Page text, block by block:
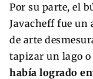
Por su parte, el
Javacheff fue un
de arte
tapizar un lago o
había logrado